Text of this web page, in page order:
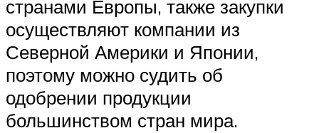
странами Европы, также закупки
осуществляют компании из
Северной Америки и Японии,
поэтому можно судить об
одобрении продукции
большинством стран мира.